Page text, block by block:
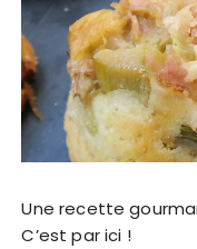
Une recette
C’est par ici !